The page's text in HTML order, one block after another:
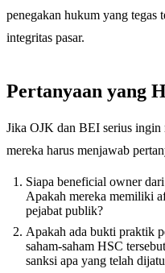
penegakan hukum yang tegas
integritas pasar.
Pertanyaan yang
Jika OJK dan BEI serius ingin
mereka harus menjawab
Siapa beneficial owner
Apakah mereka memiliki
pejabat publik?
Apakah ada bukti praktik
saham-saham HSC
sanksi apa yang telah